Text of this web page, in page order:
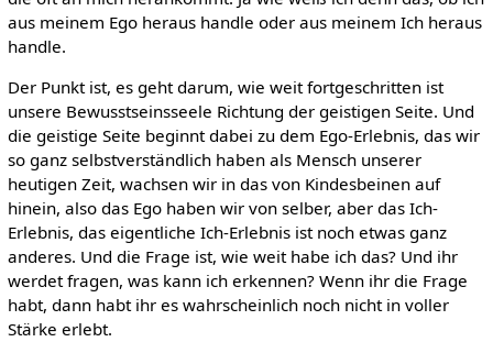
aus meinem Ego heraus handle oder aus meinem Ich heraus
handle.
Der Punkt ist, es geht darum, wie weit fortgeschritten ist
unsere Bewusstseinsseele Richtung der geistigen Seite. Und
die geistige Seite beginnt dabei zu dem Ego-Erlebnis, das wir
so ganz selbstverständlich haben als Mensch unserer
heutigen Zeit, wachsen wir in das von Kindesbeinen auf
hinein, also das Ego haben wir von selber, aber das Ich-
Erlebnis, das eigentliche Ich-Erlebnis ist noch etwas ganz
anderes. Und die Frage ist, wie weit habe ich das? Und ihr
werdet fragen, was kann ich erkennen? Wenn ihr die Frage
habt, dann habt ihr es wahrscheinlich noch nicht in voller
Stärke erlebt.